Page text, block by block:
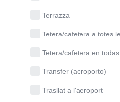
Terrazza
Tetera/cafetera a totes
Tetera/cafetera en
Transfer (aeroporto)
Trasllat a l'aeroport